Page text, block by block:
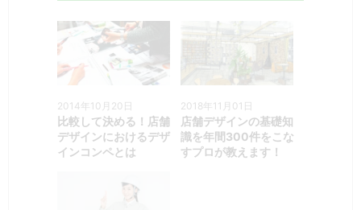
2014年10月20日
比較して決める！店舗
デザインにおけるデザ
インコンペとは
2018年11月01日
店舗デザインの基礎知
識を年間300件をこな
すプロが教えます！